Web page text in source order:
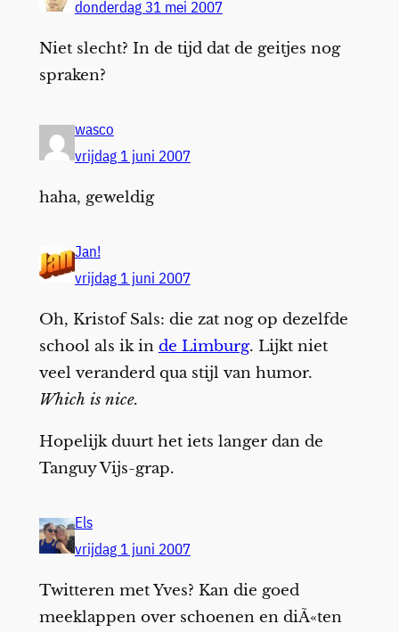
donderdag 31 mei 2007
Niet slecht? In de tijd dat de geitjes nog
spraken?
wasco
vrijdag 1 juni 2007
haha, geweldig
Jan!
vrijdag 1 juni 2007
Oh, Kristof Sals: die zat nog op dezelfde
school als ik in de Limburg. Lijkt niet
veel veranderd qua stijl van humor.
Which is nice.
Hopelijk duurt het iets langer dan de
Tanguy Vijs-grap.
Els
vrijdag 1 juni 2007
Twitteren met Yves? Kan die goed
meeklappen over schoenen en diÃ«ten